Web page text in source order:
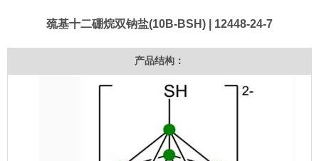
巯基十二硼烷双钠盐(10B-BSH) | 12448-24-7
产品结构：